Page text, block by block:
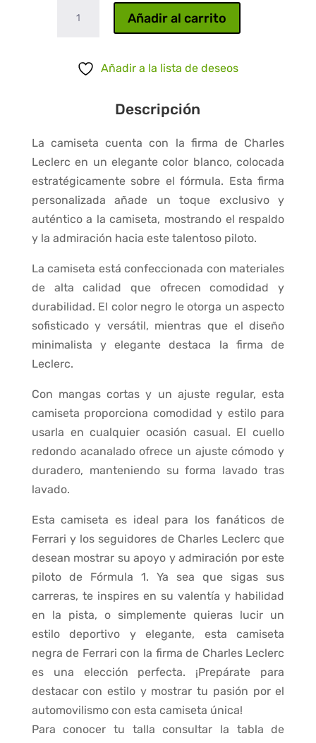
Añadir al carrito
Añadir a la lista de deseos
Descripción
La camiseta cuenta con la firma de Charles
Leclerc en un elegante color blanco, colocada
estratégicamente sobre el fórmula. Esta firma
personalizada añade un toque exclusivo y
auténtico a la camiseta, mostrando el respaldo
y la admiración hacia este talentoso piloto.
La camiseta está confeccionada con materiales
de alta calidad que ofrecen comodidad y
durabilidad. El color negro le otorga un aspecto
sofisticado y versátil, mientras que el diseño
minimalista y elegante destaca la firma de
Leclerc.
Con mangas cortas y un ajuste regular, esta
camiseta proporciona comodidad y estilo para
usarla en cualquier ocasión casual. El cuello
redondo acanalado ofrece un ajuste cómodo y
duradero, manteniendo su forma lavado tras
lavado.
Esta camiseta es ideal para los fanáticos de
Ferrari y los seguidores de Charles Leclerc que
desean mostrar su apoyo y admiración por este
piloto de Fórmula 1. Ya sea que sigas sus
carreras, te inspires en su valentía y habilidad
en la pista, o simplemente quieras lucir un
estilo deportivo y elegante, esta camiseta
negra de Ferrari con la firma de Charles Leclerc
es una elección perfecta. ¡Prepárate para
destacar con estilo y mostrar tu pasión por el
automovilismo con esta camiseta única!
Para conocer tu talla consultar la tabla de